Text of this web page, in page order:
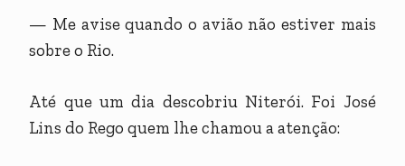
— Me avise quando o avião não estiver mais
sobre o Rio.
Até que um dia descobriu Niterói. Foi José
Lins do Rego quem lhe chamou a atenção: